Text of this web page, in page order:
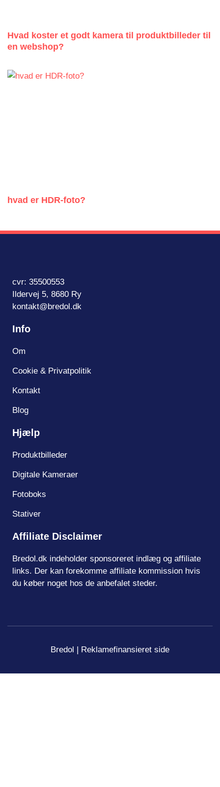
Hvad koster et godt kamera til produktbilleder til
en webshop?
hvad er HDR-foto?
cvr: 35500553
Ildervej 5, 8680 Ry
kontakt@bredol.dk
Info
Om
Cookie & Privatpolitik
Kontakt
Blog
Hjælp
Produktbilleder
Digitale Kameraer
Fotoboks
Stativer
Affiliate Disclaimer
Bredol.dk indeholder sponsoreret indlæg og affiliate
links. Der kan forekomme affiliate kommission hvis
du køber noget hos de anbefalet steder.
Bredol | Reklamefinansieret side